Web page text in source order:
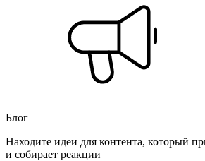
Блог
Находите идеи для контента, который
и собирает реакции